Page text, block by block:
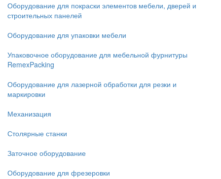
Оборудование для покраски элементов мебели, дверей и
строительных панелей
Оборудование для упаковки мебели
Упаковочное оборудование для мебельной фурнитуры
RemexPacking
Оборудование для лазерной обработки для резки и
маркировки
Механизация
Столярные станки
Заточное оборудование
Оборудование для фрезеровки